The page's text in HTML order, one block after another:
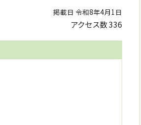
掲載日 令和8年4月1日
アクセス数336